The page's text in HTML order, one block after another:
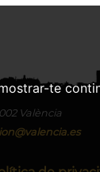
te
València